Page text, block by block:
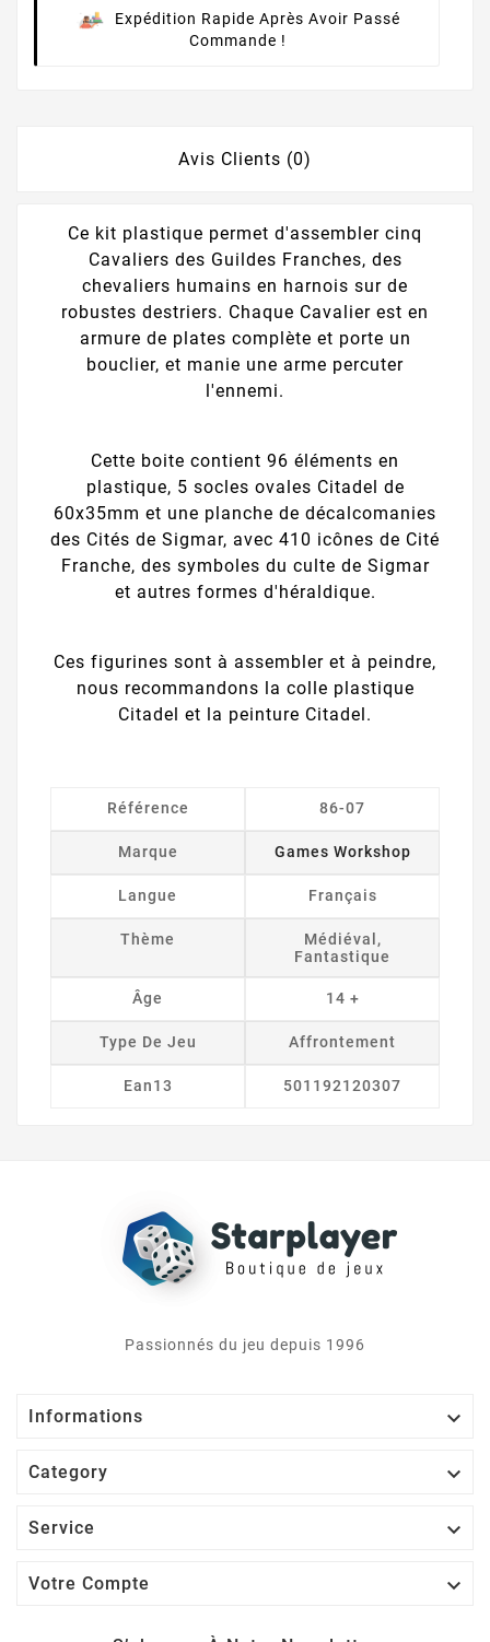
Expédition Rapide Après Avoir Passé
Commande !
Avis Clients (0)
Ce kit plastique permet d'assembler cinq
Cavaliers des Guildes Franches, des
chevaliers humains en harnois sur de
robustes destriers. Chaque Cavalier est en
armure de plates complète et porte un
bouclier, et manie une arme percuter
l'ennemi.
Cette boite contient 96 éléments en
plastique, 5 socles ovales Citadel de
60x35mm et une planche de décalcomanies
des Cités de Sigmar, avec 410 icônes de Cité
Franche, des symboles du culte de Sigmar
et autres formes d'héraldique.
Ces figurines sont à assembler et à peindre,
nous recommandons la colle plastique
Citadel et la peinture Citadel.
Référence 86-07
Marque Games Workshop
Langue Français
Thème
Médiéval,
Fantastique
Âge 14 +
Type De Jeu Affrontement
Ean13 501192120307
Passionnés du jeu depuis 1996
Informations 
Category 
Service 
Votre Compte 